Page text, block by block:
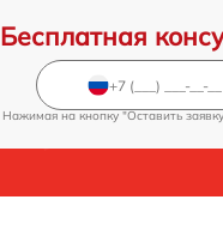
Бесплатная
Нажимая на кнопку "Оставить